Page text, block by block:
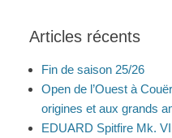
Articles récents
Fin de saison 25/26
Open de l’Ouest à
origines et aux grands
EDUARD Spitfire Mk.